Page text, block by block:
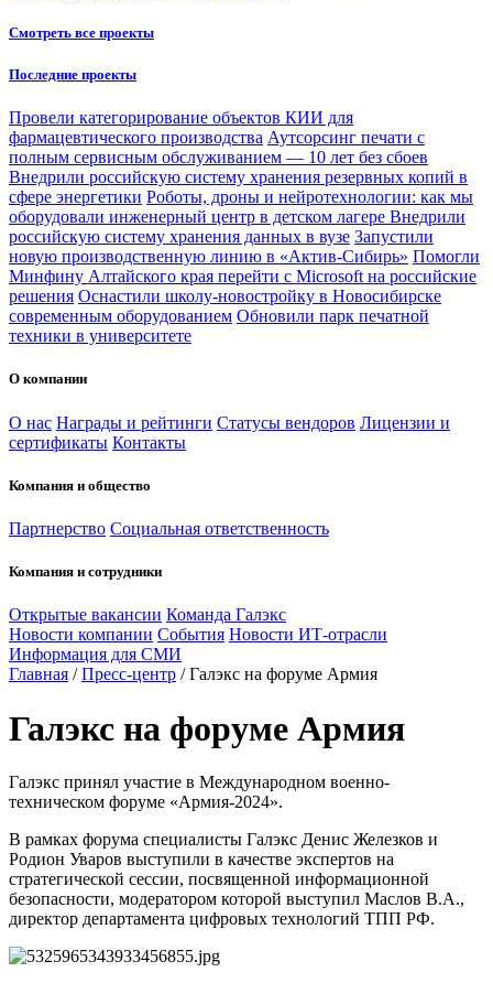
Смотреть все проекты
Последние проекты
Провели категорирование объектов КИИ для
фармацевтического производства Аутсорсинг печати с
полным сервисным обслуживанием — 10 лет без сбоев
Внедрили российскую систему хранения резервных копий в
сфере энергетики Роботы, дроны и нейротехнологии: как мы
оборудовали инженерный центр в детском лагере Внедрили
российскую систему хранения данных в вузе Запустили
новую производственную линию в «Актив-Сибирь» Помогли
Минфину Алтайского края перейти с Microsoft на российские
решения Оснастили школу-новостройку в Новосибирске
современным оборудованием Обновили парк печатной
техники в университете
О компании
О нас Награды и рейтинги Статусы вендоров Лицензии и
сертификаты Контакты
Компания и общество
Партнерство Социальная ответственность
Компания и сотрудники
Открытые вакансии Команда Галэкс
Новости компании События Новости ИТ-отрасли
Информация для СМИ
Главная / Пресс-центр / Галэкс на форуме Армия
Галэкс на форуме Армия
Галэкс принял участие в Международном военно-
техническом форуме «Армия-2024».
В рамках форума специалисты Галэкс Денис Железков и
Родион Уваров выступили в качестве экспертов на
стратегической сессии, посвященной информационной
безопасности, модератором которой выступил Маслов В.А.,
директор департамента цифровых технологий ТПП РФ.